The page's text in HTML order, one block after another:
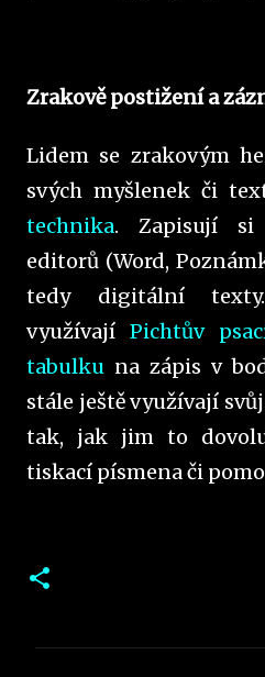
Zrakově postižení a
Lidem se zrakovým
svých myšlenek či
technika. Zapisují si
editorů (Word,
tedy digitální
využívají Pichtův
tabulku na zápis v
stále ještě využívají
tak, jak jim to
tiskací písmena či